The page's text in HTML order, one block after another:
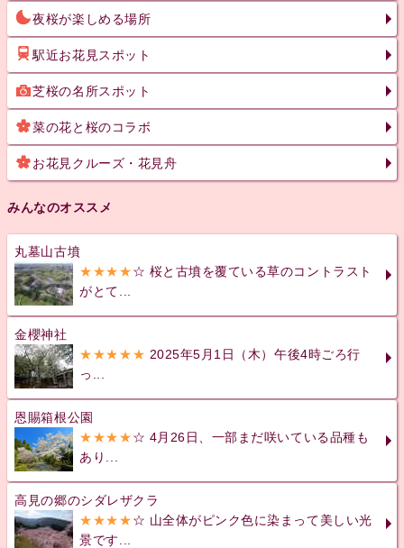
夜桜が楽しめる場所
駅近お花見スポット
芝桜の名所スポット
菜の花と桜のコラボ
お花見クルーズ・花見舟
みんなのオススメ
丸墓山古墳
★★★★☆ 桜と古墳を覆ている草のコントラスト
がとて...
金櫻神社
★★★★★ 2025年5月1日（木）午後4時ごろ行
っ...
恩賜箱根公園
★★★★☆ 4月26日、一部まだ咲いている品種も
あり...
高見の郷のシダレザクラ
★★★★☆ 山全体がピンク色に染まって美しい光
景です...